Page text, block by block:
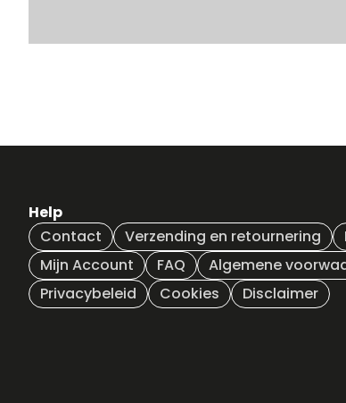
Help
Contact
Verzending en retournering
Mijn Account
FAQ
Algemene
Privacybeleid
Cookies Disclaimer